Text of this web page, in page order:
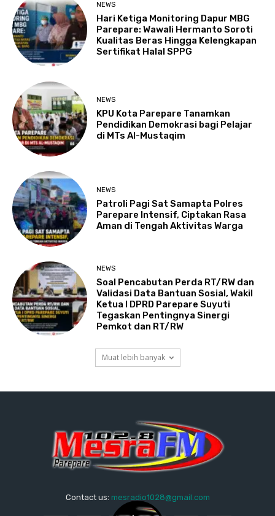
NEWS
Hari Ketiga Monitoring Dapur MBG
Parepare: Wawali Hermanto Soroti
Kualitas Beras Hingga Kelengkapan
Sertifikat Halal SPPG
NEWS
KPU Kota Parepare Tanamkan
Pendidikan Demokrasi bagi Pelajar
di MTs Al-Mustaqim
NEWS
Patroli Pagi Sat Samapta Polres
Parepare Intensif, Ciptakan Rasa
Aman di Tengah Aktivitas Warga
NEWS
Soal Pencabutan Perda RT/RW dan
Validasi Data Bantuan Sosial, Wakil
Ketua I DPRD Parepare Suyuti
Tegaskan Pentingnya Sinergi
Pemkot dan RT/RW
Muat lebih banyak
Contact us: mesradio1028@gmail.com